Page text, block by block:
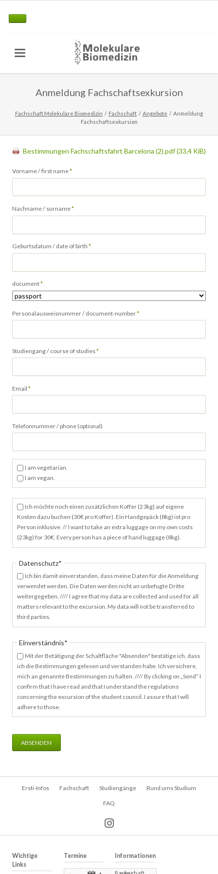
Anmeldung Fachschaftsexkursion
Fachschaft Molekulare Biomedizin Fachschaft Angebote
Anmeldung
Fachschaftsexkursion
Bestimmungen Fachschaftsfahrt Barcelona (2).pdf(33,4 KiB)
Pflichtfeld
Vorname / first name*
Pflichtfeld
Nachname / surname*
Pflichtfeld
Geburtsdatum / date of birth *
Pflichtfeld
document*
Pflichtfeld
Personalausweisnummer / document-number*
Pflichtfeld
Studiengang / course of studies*
Pflichtfeld
Email *
Telefonnummer / phone (optional)
I am vegetarian.
I am vegan.
Ich möchte noch einen zusätzlichen Koffer (23kg) auf eigene
Kosten dazu buchen (30€ pro Koffer). Ein Handgepäck (8kg) ist pro
Person inklusive. // I want to take an extra luggage on my own costs
(23kg) for 30€. Every person has a piece of hand luggage (8kg).
Pflichtfeld
Datenschutz*
Ich bin damit einverstanden, dass meine Daten für die Anmeldung
verwendet werden. Die Daten werden nicht an unbefugte Dritte
weitergegeben. //// I agree that my data are collected and used for all
matters relevant to the excursion. My data will not be transferred to
third parties.
Pflichtfeld
Einverständnis*
Mit der Betätigung der Schaltfläche "Absenden" bestätige ich, dass
ich die Bestimmungen gelesen und verstanden habe. Ich versichere,
mich an genannte Bestimmungen zu halten. //// By clicking on „Send“ I
confirm that I have read and that I understand the regulations
concerning the excursion of the student council. I assure that I will
adhere to those.
ABSENDEN
Navigation
Ersti-Infos Fachschaft Studiengänge Rund ums Studium
FAQ
Wichtige
Links
Termine Informationen